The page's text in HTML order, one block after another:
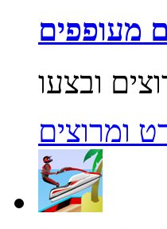
מעופפים
ומרוצים